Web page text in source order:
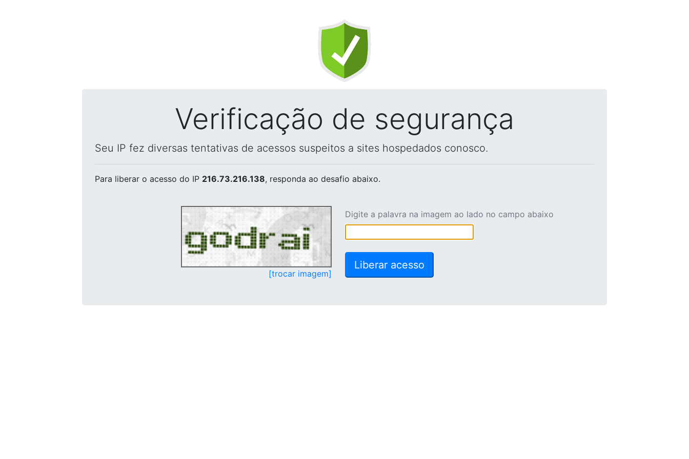
Verificação de segurança
Seu IP fez diversas tentativas de acessos suspeitos a sites hospedados conosco.
Para liberar o acesso do IP 216.73.216.138, responda ao desafio abaixo.
[trocar imagem]
Digite a palavra na imagem ao lado no campo abaixo